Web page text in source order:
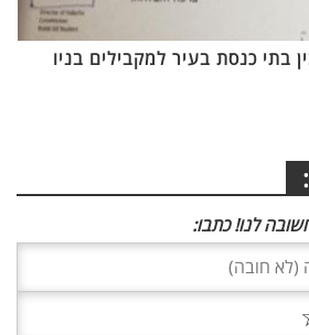
בתי כנסת בעיר למקבילים בניו
לנו! כתבו: